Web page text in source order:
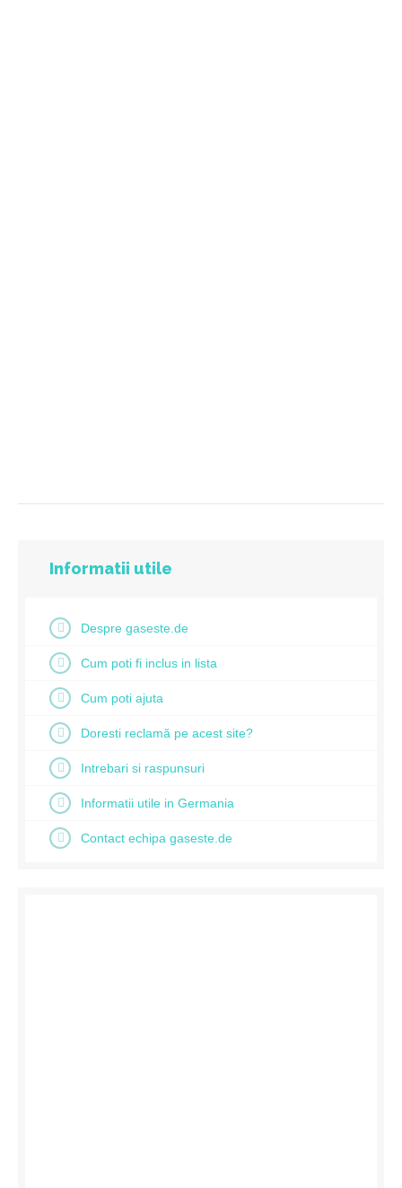
Informatii utile
Despre gaseste.de
Cum poti fi inclus in lista
Cum poti ajuta
Doresti reclamă pe acest site?
Intrebari si raspunsuri
Informatii utile in Germania
Contact echipa gaseste.de